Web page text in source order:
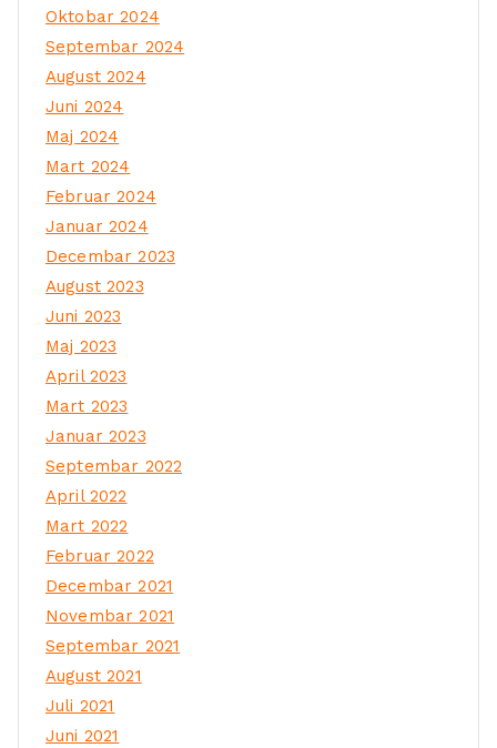
Oktobar 2024
Septembar 2024
August 2024
Juni 2024
Maj 2024
Mart 2024
Februar 2024
Januar 2024
Decembar 2023
August 2023
Juni 2023
Maj 2023
April 2023
Mart 2023
Januar 2023
Septembar 2022
April 2022
Mart 2022
Februar 2022
Decembar 2021
Novembar 2021
Septembar 2021
August 2021
Juli 2021
Juni 2021